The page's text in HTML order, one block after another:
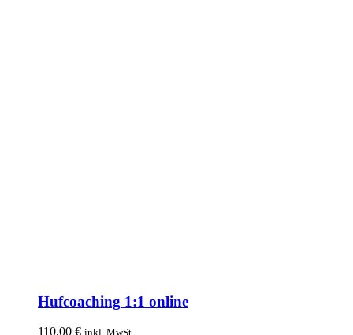
Hufcoaching 1:1 online
110,00 € inkl. MwSt.